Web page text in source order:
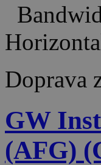
Doprava
GW
(AFG)